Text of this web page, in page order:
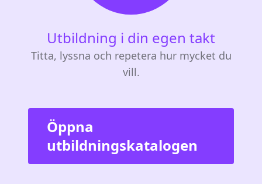
Utbildning i din egen takt
Titta, lyssna och repetera hur mycket du
vill.
Öppna
utbildningskatalogen